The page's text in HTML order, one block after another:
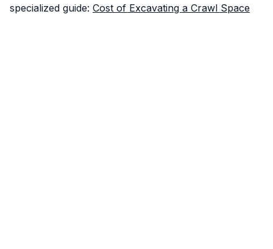
specialized guide: Cost of Excavating a Crawl Space